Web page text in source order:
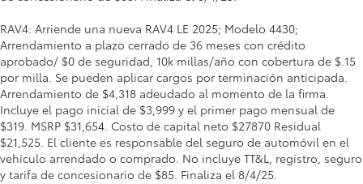
RAV4: Arriende una nueva RAV4 LE 2025; Modelo 4430;
Arrendamiento a plazo cerrado de 36 meses con crédito
aprobado/ $0 de seguridad, 10k millas/año con cobertura de $.15
por milla. Se pueden aplicar cargos por terminación anticipada.
Arrendamiento de $4,318 adeudado al momento de la firma.
Incluye el pago inicial de $3,999 y el primer pago mensual de
$319. MSRP $31,654. Costo de capital neto $27870 Residual
$21,525. El cliente es responsable del seguro de automóvil en el
vehículo arrendado o comprado. No incluye TT&L, registro, seguro
y tarifa de concesionario de $85. Finaliza el 8/4/25.